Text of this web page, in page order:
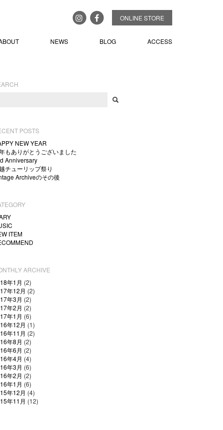
ONLINE STORE
NEWS BLOG ACCESS
POSTS
NEW YEAR
もありがとうございました
Anniversary
チューリップ祭り
Archiveのその後
ITEM
ARCHIVE
年1月 (2)
年12月 (2)
年3月 (2)
年2月 (2)
年1月 (6)
年12月 (1)
年11月 (2)
年8月 (2)
年6月 (2)
年4月 (4)
年3月 (6)
年2月 (2)
年1月 (6)
年12月 (4)
年11月 (12)